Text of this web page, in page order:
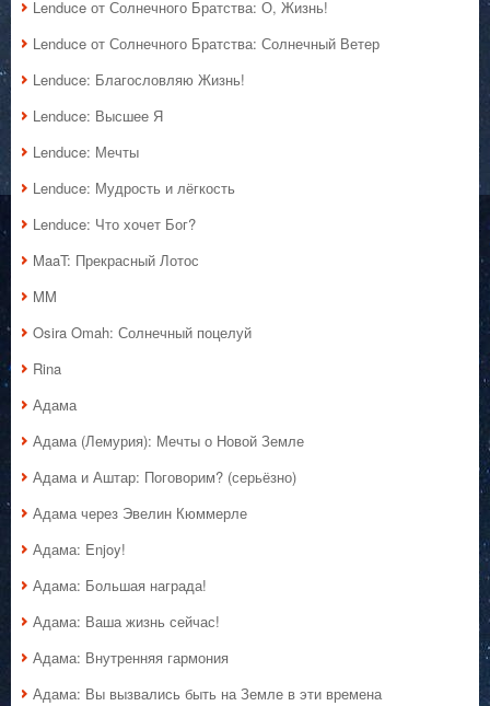
Lenduce от Солнечного Братства: О, Жизнь!
Lenduce от Солнечного Братства: Солнечный Ветер
Lenduce: Благословляю Жизнь!
Lenduce: Высшее Я
Lenduce: Мечты
Lenduce: Мудрость и лёгкость
Lenduce: Что хочет Бог?
MaaT: Прекрасный Лотос
MM
Osira Omah: Солнечный поцелуй
Rina
Адама
Адама (Лемурия): Мечты о Новой Земле
Адама и Аштар: Поговорим? (серьёзно)
Адама через Эвелин Кюммерле
Адама: Enjoy!
Адама: Большая награда!
Адама: Ваша жизнь сейчас!
Адама: Внутренняя гармония
Адама: Вы вызвались быть на Земле в эти времена